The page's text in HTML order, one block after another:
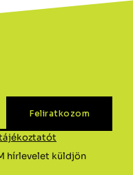
hírlevelet küldjön